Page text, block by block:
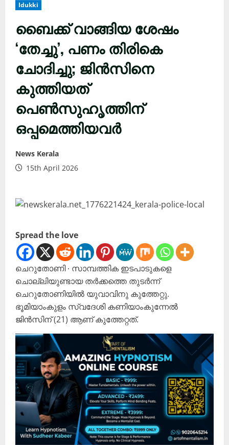
Idukki
ബൈക്ക് വാങ്ങിയ ശേഷം
‘തേച്ചു’, പണം തിരികെ
ചോദിച്ചു; ജിൻസിനെ
കുത്തിയത്
പെൺസുഹൃത്തിന്
ഒപ്പമെത്തിയവർ
News Kerala
15th April 2026
Spread the love
ചെറുതോണി ∙ സാമ്പത്തിക ഇടപാടുകളെ
ചൊല്ലിയുണ്ടായ തർക്കത്തെ തുടർന്ന്
ചെറുതോണിയിൽ യുവാവിനു കുത്തേറ്റു.
ഭൂമിയാംകുളം സ്വദേശി കണിയാംകുന്നേൽ
ജിൻസിന് (21) ആണ് കുത്തേറ്റത്.